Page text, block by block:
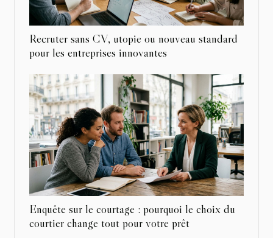
Recruter sans CV, utopie ou nouveau standard
pour les entreprises innovantes
Enquête sur le courtage : pourquoi le choix du
courtier change tout pour votre prêt